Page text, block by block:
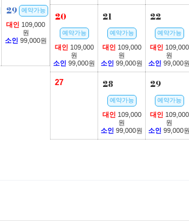
29 예약가능
대인 109,000
원
소인 99,000원
20
예약가능
대인 109,000
원
소인 99,000원
21
예약가능
대인 109,000
원
소인 99,000원
22
예약가능
대인 109,000
원
소인 99,000
27 28
예약가능
대인 109,000
원
소인 99,000원
29
예약가능
대인 109,000
원
소인 99,000